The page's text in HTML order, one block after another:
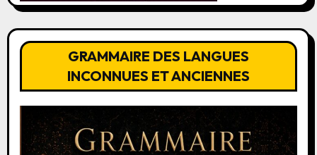
GRAMMAIRE DES LANGUES
INCONNUES ET ANCIENNES